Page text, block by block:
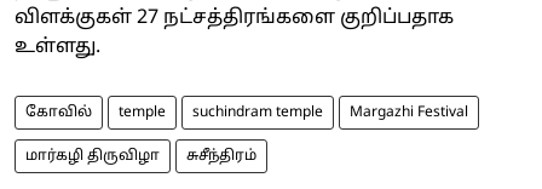
விளக்குகள் 27 நட்சத்திரங்களை குறிப்பதாக
உள்ளது.
கோவில் temple suchindram temple Margazhi Festival
மார்கழி திருவிழா சுசீந்திரம்